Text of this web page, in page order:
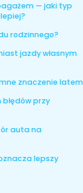
— jaki typ
rodzinnego?
jazdy własnym
znaczenie latem
przy
auta na
lepszy